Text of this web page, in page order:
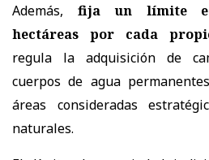
Además, fija un límite
hectáreas por cada
regula la adquisición de
cuerpos de agua
áreas consideradas
naturales.